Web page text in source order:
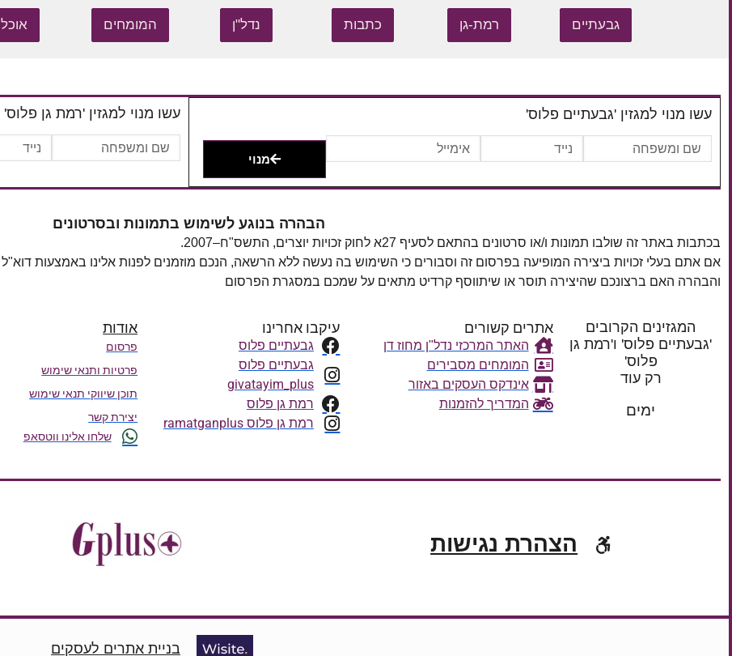
גבעתיים רמת-גן כתבות נדל"ן המומחים אוכל
עשו מנוי למגזין 'גבעתיים פלוס'
מנוי
עשו מנוי למגזין 'רמת גן פלוס'
הבהרה בנוגע לשימוש בתמונות ובסרטונים
בכתבות באתר זה שולבו תמונות ו/או סרטונים בהתאם לסעיף 27א לחוק זכויות יוצרים, התשס"ח–2007.
אם אתם בעלי זכויות ביצירה המופיעה בפרסום זה וסבורים כי השימוש בה נעשה ללא הרשאה, הנכם מוזמנים לפנות אלינו באמצעות דוא"ל
והבהרה האם ברצונכם שהיצירה תוסר או שיתווסף קרדיט מתאים על שמכם במסגרת הפרסום
המגזינים הקרובים
'גבעתיים פלוס' ו'רמת גן
פלוס'
רק עוד
ימים
אתרים קשורים
האתר המרכזי נדל"ן מחוז דן
המומחים מסבירים
אינדקס העסקים באזור
המדריך להזמנות
עיקבו אחרינו
גבעתיים פלוס
גבעתיים פלוס
givatayim_plus
רמת גן פלוס
רמת גן פלוס ramatganplus
אודות
פרסום
פרטיות ותנאי שימוש
תוכן שיווקי תנאי שימוש
יצירת קשר
שלחו אלינו ווטסאפ
הצהרת נגישות
בניית אתרים לעסקים